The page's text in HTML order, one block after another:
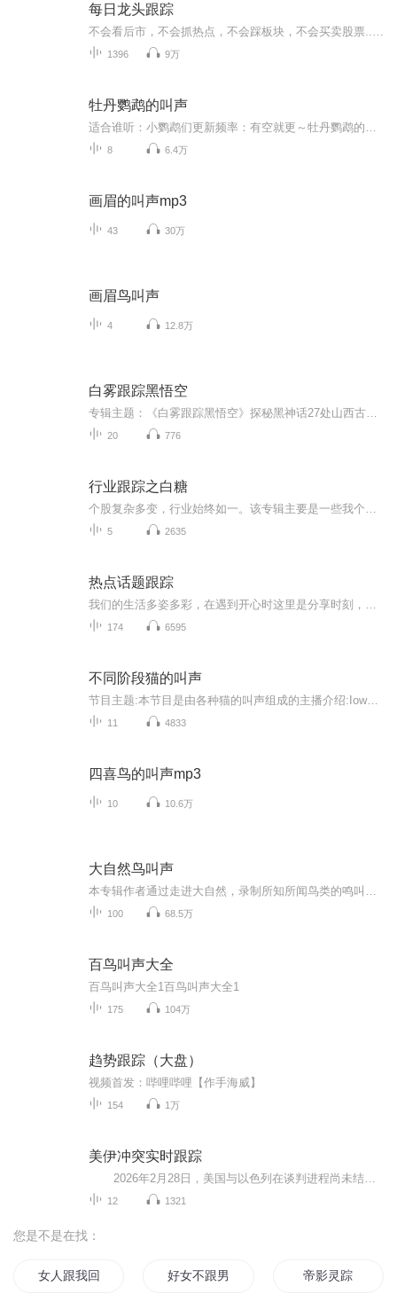
每日龙头跟踪
1396 9万
牡丹鹦鹉的叫声
8 6.4万
画眉的叫声mp3
43 30万
画眉鸟叫声
4 12.8万
白雾跟踪黑悟空
20 776
行业跟踪之白糖
5 2635
热点话题跟踪
174 6595
不同阶段猫的叫声
节目主题:本节目是由各种猫的叫声组成的主播介绍:Iow无语主播寄语:这个猫友兔年快乐更新频率:不定时更新
11 4833
四喜鸟的叫声mp3
10 10.6万
大自然鸟叫声
100 68.5万
百鸟叫声大全
百鸟叫声大全1百鸟叫声大全1
175 104万
趋势跟踪（大盘）
视频首发：哔哩哔哩【作手海威】
154 1万
美伊冲突实时跟踪
12 1321
您是不是在找：
女人跟我回家 好女不跟男斗 帝影灵踪